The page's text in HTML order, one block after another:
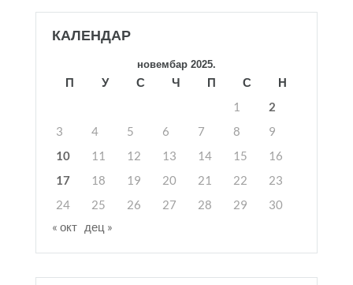
КАЛЕНДАР
новембар 2025.
П У С Ч П С
Н
1
2
3
4 5 6 7 8
9
10
11 12 13 14 15
16
17
18 19 20 21 22
23
24
25 26 27 28 29
30
« окт дец »